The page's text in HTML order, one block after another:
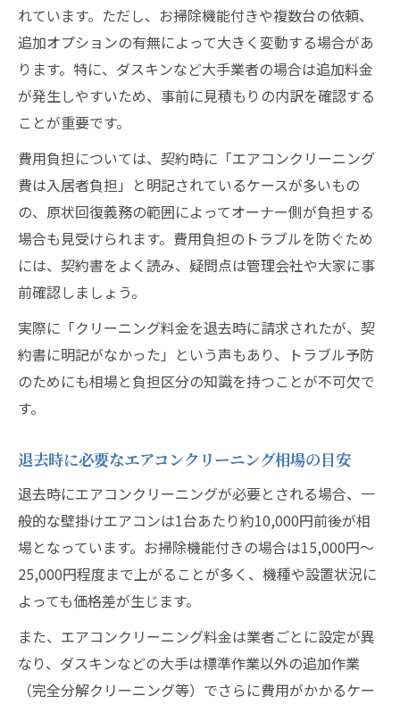
れています。ただし、お掃除機能付きや複数台の依頼、
追加オプションの有無によって大きく変動する場合があ
ります。特に、ダスキンなど大手業者の場合は追加料金
が発生しやすいため、事前に見積もりの内訳を確認する
ことが重要です。
費用負担については、契約時に「エアコンクリーニング
費は入居者負担」と明記されているケースが多いもの
の、原状回復義務の範囲によってオーナー側が負担する
場合も見受けられます。費用負担のトラブルを防ぐため
には、契約書をよく読み、疑問点は管理会社や大家に事
前確認しましょう。
実際に「クリーニング料金を退去時に請求されたが、契
約書に明記がなかった」という声もあり、トラブル予防
のためにも相場と負担区分の知識を持つことが不可欠で
す。
退去時に必要なエアコンクリーニング相場の目安
退去時にエアコンクリーニングが必要とされる場合、一
般的な壁掛けエアコンは1台あたり約10,000円前後が相
場となっています。お掃除機能付きの場合は15,000円～
25,000円程度まで上がることが多く、機種や設置状況に
よっても価格差が生じます。
また、エアコンクリーニング料金は業者ごとに設定が異
なり、ダスキンなどの大手は標準作業以外の追加作業
（完全分解クリーニング等）でさらに費用がかかるケー